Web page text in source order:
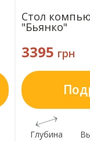
Стол
"Бьянко"
3395 грн
Глубина